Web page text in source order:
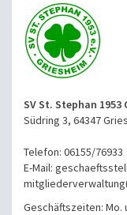
SV St. Stephan 1953
Südring 3, 64347
Telefon: 06155/76933
E-Mail:
mitgliederverwaltung
Geschäftszeiten: Mo.